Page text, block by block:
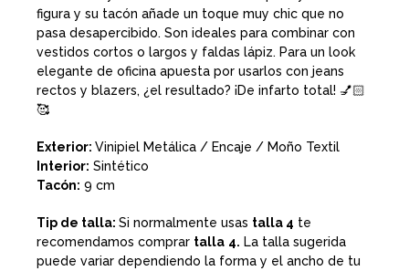
figura y su tacón añade un toque muy chic que no
pasa desapercibido. Son ideales para combinar con
vestidos cortos o largos y faldas lápiz. Para un look
elegante de oficina apuesta por usarlos con jeans
rectos y blazers, ¿el resultado? ¡De infarto total! 💅🏻
🥰
Exterior: Vinipiel Metálica / Encaje / Moño Textil
Interior: Sintético
Tacón: 9 cm
Tip de talla: Si normalmente usas talla 4 te
recomendamos comprar talla 4. La talla sugerida
puede variar dependiendo la forma y el ancho de tu